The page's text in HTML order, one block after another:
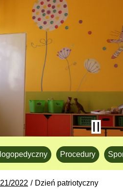
Procedury
2022 Dzień patriotyczny